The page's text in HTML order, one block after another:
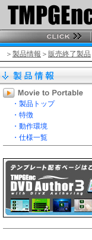
＞ 製品情報 ＞ 販売終了製品
・製品トップ
・特徴
・動作環境
・仕様一覧